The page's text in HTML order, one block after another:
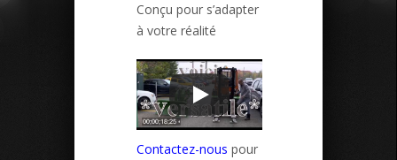
Conçu pour s’adapter
à votre réalité
Contactez-nous pour